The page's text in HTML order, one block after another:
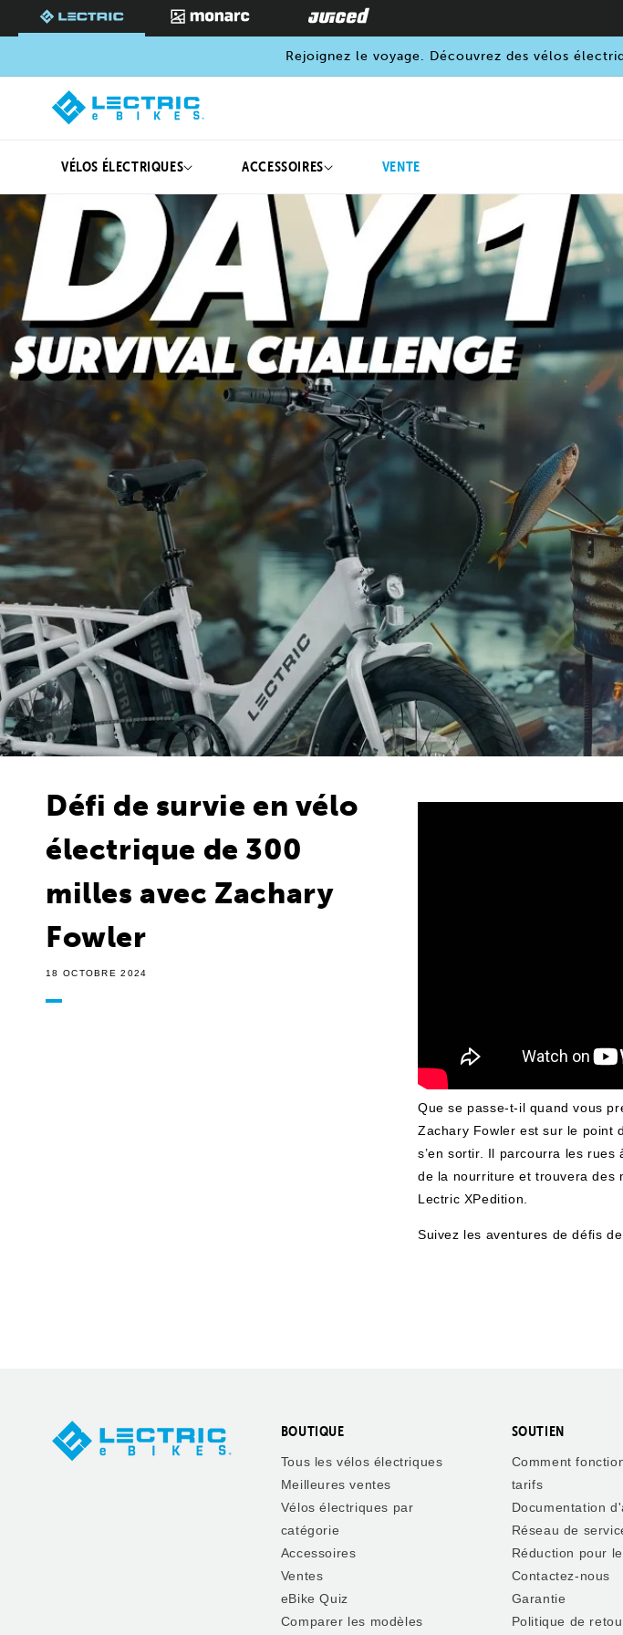
AU
CONTENU
Rejoignez le voyage. Découvrez des vélos
VÉLOS ÉLECTRIQUES ACCESSOIRES VENTE
Défi de survie en vélo
électrique de 300
milles avec Zachary
Fowler
18 OCTOBRE 2024
Que se passe-t-il quand vous
Zachary Fowler est sur le point
s’en sortir. Il parcourra les
de la nourriture et trouvera des
Lectric XPedition.
Suivez les aventures de défis
BOUTIQUE
Tous les vélos électriques
Meilleures ventes
Vélos électriques par
catégorie
Accessoires
Ventes
eBike Quiz
Comparer les modèles
SOUTIEN
Comment
tarifs
Documentation
Réseau de
Réduction pour
Contactez-nous
Garantie
Politique de